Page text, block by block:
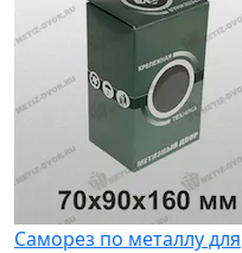
Саморез по металлу для